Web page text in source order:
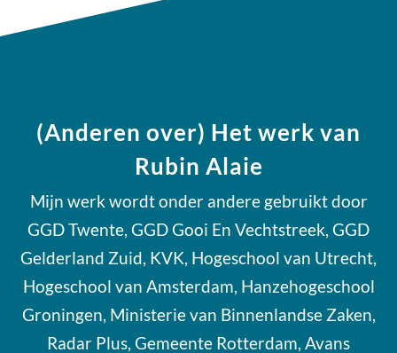
(Anderen over) Het werk van
Rubin Alaie
Mijn werk wordt onder andere gebruikt door
GGD Twente, GGD Gooi En Vechtstreek, GGD
Gelderland Zuid, KVK, Hogeschool van Utrecht,
Hogeschool van Amsterdam, Hanzehogeschool
Groningen, Ministerie van Binnenlandse Zaken,
Radar Plus, Gemeente Rotterdam, Avans